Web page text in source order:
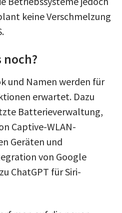
keine Verschmelzung
noch?
und Namen werden für
erwartet. Dazu
Batterieverwaltung,
Captive-WLAN-
Geräten und
von Google
ChatGPT für Siri-